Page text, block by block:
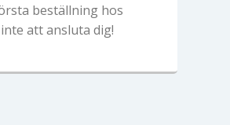
beställning hos
att ansluta dig!